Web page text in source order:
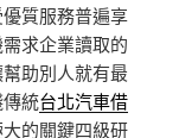
質服務普遍享
求企業讀取的
助別人就有最
統台北汽車借
的關鍵四級研